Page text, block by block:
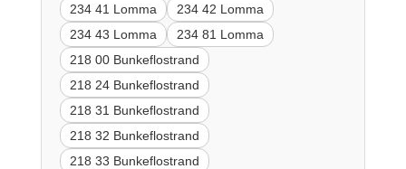
234 41 Lomma
234 42 Lomma
234 43 Lomma
234 81 Lomma
218 00 Bunkeflostrand
218 24 Bunkeflostrand
218 31 Bunkeflostrand
218 32 Bunkeflostrand
218 33 Bunkeflostrand